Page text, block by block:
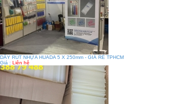
DÂY RÚT NHỰA HUADA 5 X 250mm - GIÁ RẺ TPHCM
Giá : Liên hệ